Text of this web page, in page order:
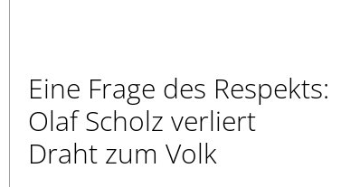
Eine Frage des Respekts:
Olaf Scholz verliert
Draht zum Volk